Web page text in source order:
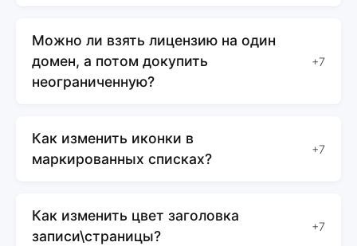
Можно ли взять лицензию на один
домен, а потом докупить
неограниченную?
+7
Как изменить иконки в
маркированных списках?
+7
Как изменить цвет заголовка
записи\страницы?
+7